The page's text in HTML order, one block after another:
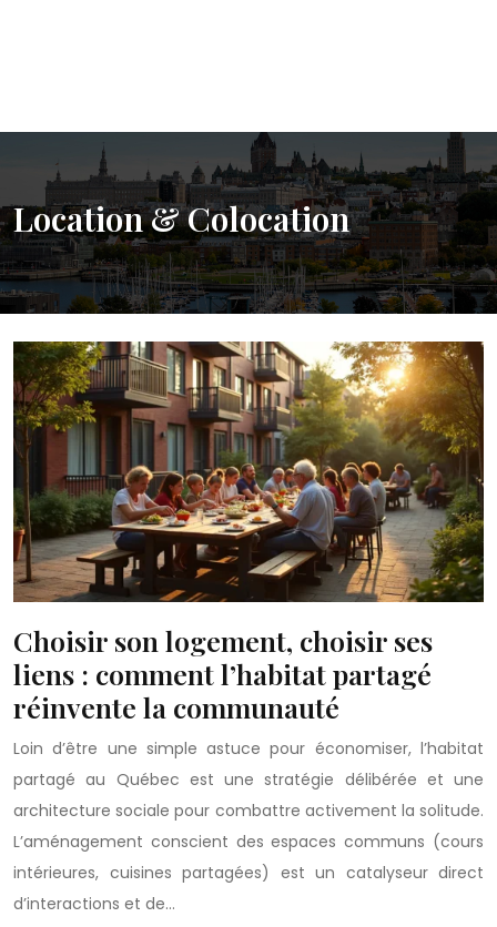
Location & Colocation
Choisir son logement, choisir ses
liens : comment l’habitat partagé
réinvente la communauté
Loin d’être une simple astuce pour économiser, l’habitat
partagé au Québec est une stratégie délibérée et une
architecture sociale pour combattre activement la solitude.
L’aménagement conscient des espaces communs (cours
intérieures, cuisines partagées) est un catalyseur direct
d’interactions et de…